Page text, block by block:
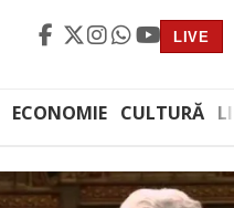
LIVE
ECONOMIE CULTURĂ